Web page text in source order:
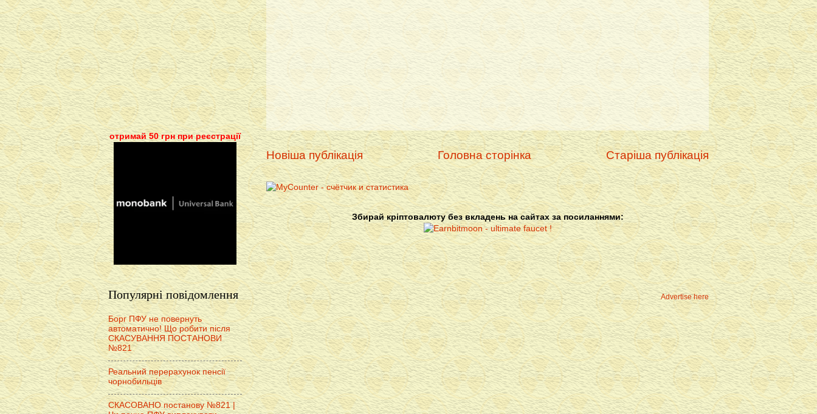
Новіша публікація Старіша публікація
Головна сторінка
Збирай кріптовалюту без вкладень на сайтах за посиланнями:
Advertise here
отримай 50 грн при реєстрації
Популярні повідомлення
Борг ПФУ не повернуть
автоматично! Що робити після
СКАСУВАННЯ ПОСТАНОВИ
№821
Реальний перерахунок пенсії
чорнобильців
СКАСОВАНО постанову №821 |